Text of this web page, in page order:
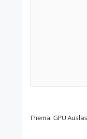
Thema: GPU